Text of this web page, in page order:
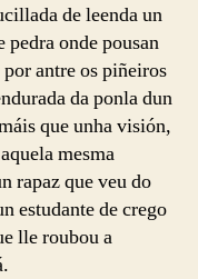
de leenda un
pedra onde pousan
antre os piñeiros
da ponla dun
que unha visión,
mesma
rapaz que veu do
estudante de crego
lle roubou a